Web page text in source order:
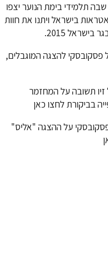
תלמידי בימת הנוער יצפו
בישראל ויתנו את חוות
2015.
להצגה המוגבלים,
זיו תשובה על המחזמר
בביקורתלחצו כאן
על ההצגה "אליס"